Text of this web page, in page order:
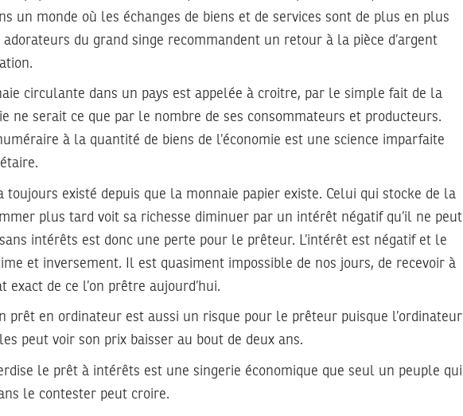
un monde où les échanges de biens et de services sont de plus en plus
du grand singe recommandent un retour à la pièce d’argent
circulante dans un pays est appelée à croitre, par le simple fait de la
ne serait ce que par le nombre de ses consommateurs et producteurs.
à la quantité de biens de l’économie est une science imparfaite
toujours existé depuis que la monnaie papier existe. Celui qui stocke de la
plus tard voit sa richesse diminuer par un intérêt négatif qu’il ne peut
intérêts est donc une perte pour le prêteur. L’intérêt est négatif et le
et inversement. Il est quasiment impossible de nos jours, de recevoir à
exact de ce l’on prêtre aujourd’hui.
prêt en ordinateur est aussi un risque pour le prêteur puisque l’ordinateur
peut voir son prix baisser au bout de deux ans.
le prêt à intérêts est une singerie économique que seul un peuple qui
le contester peut croire.